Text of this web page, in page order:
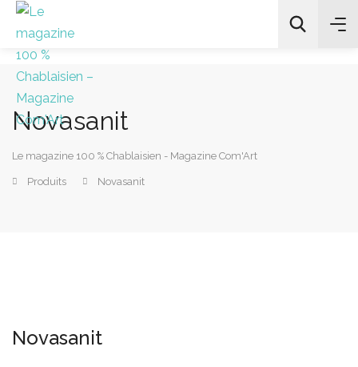
All Categories
Novasanit
Le magazine 100 % Chablaisien - Magazine Com'Art
Produits Novasanit
Novasanit